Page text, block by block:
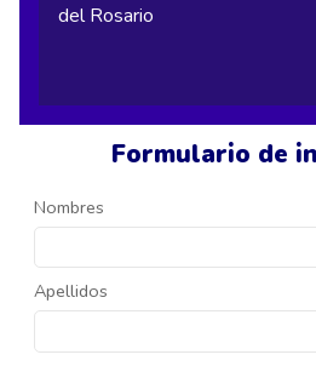
Formulario de
Nombres
Apellidos
del Rosario